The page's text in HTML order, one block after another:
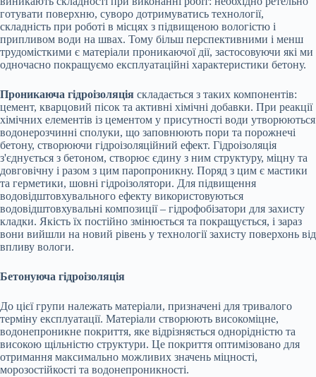
готувати поверхню, суворо дотримуватись технології,
складність при роботі в місцях з підвищеною вологістю і
припливом води на швах. Тому більш перспективними і менш
трудомісткими є матеріали проникаючої дії, застосовуючи які ми
одночасно покращуємо експлуатаційні характеристики бетону.
Проникаюча гідроізоляція складається з таких компонентів:
цемент, кварцовий пісок та активні хімічні добавки. При реакції
хімічних елементів із цементом у присутності води утворюються
водонерозчинні сполуки, що заповнюють пори та порожнечі
бетону, створюючи гідроізоляційний ефект. Гідроізоляція
з'єднується з бетоном, створює єдину з ним структуру, міцну та
довговічну і разом з цим паропроникну. Поряд з цим є мастики
та герметики, шовні гідроізолятори. Для підвищення
водовідштовхувального ефекту використовуються
водовідштовхувальні композиції – гідрофобізатори для захисту
кладки. Якість їх постійно змінюється та покращується, і зараз
вони вийшли на новий рівень у технології захисту поверхонь від
впливу вологи.
Бетонуюча гідроізоляція
До цієї групи належать матеріали, призначені для тривалого
терміну експлуатації. Матеріали створюють високоміцне,
водонепроникне покриття, яке відрізняється однорідністю та
високою щільністю структури. Це покриття оптимізовано для
отримання максимально можливих значень міцності,
морозостійкості та водонепроникності.